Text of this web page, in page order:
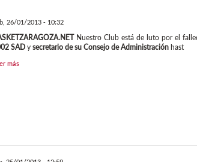
26/01/2013 - 10:32
Nuestro Club está de luto por el
SAD y secretario de su Consejo de Administraciónhast
más